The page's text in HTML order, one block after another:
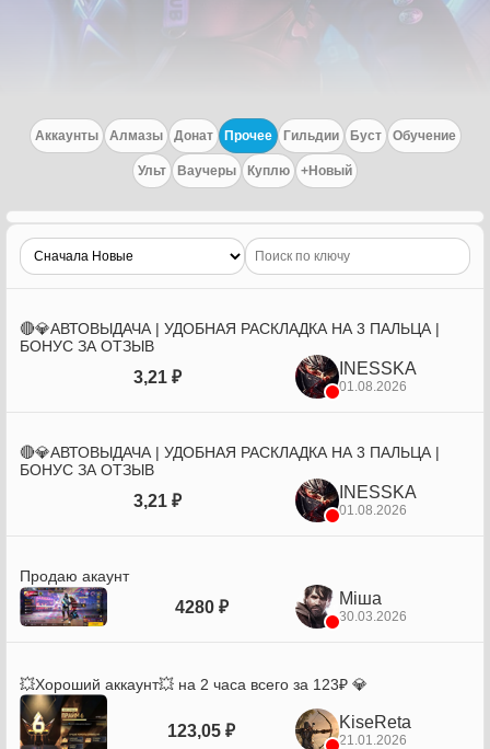
Аккаунты Алмазы Донат Прочее Гильдии Буст Обучение
Ульт Ваучеры Куплю +Новый
🔴💎АВТОВЫДАЧА | УДОБНАЯ РАСКЛАДКА НА 3 ПАЛЬЦА |
БОНУС ЗА ОТЗЫВ
3,21 ₽ INESSKA
01.08.2026
🔴💎АВТОВЫДАЧА | УДОБНАЯ РАСКЛАДКА НА 3 ПАЛЬЦА |
БОНУС ЗА ОТЗЫВ
3,21 ₽ INESSKA
01.08.2026
Продаю акаунт
4280 ₽ Міша
30.03.2026
💥Хороший аккаунт💥 на 2 часа всего за 123₽ 💎
123,05 ₽ KiseReta
21.01.2026